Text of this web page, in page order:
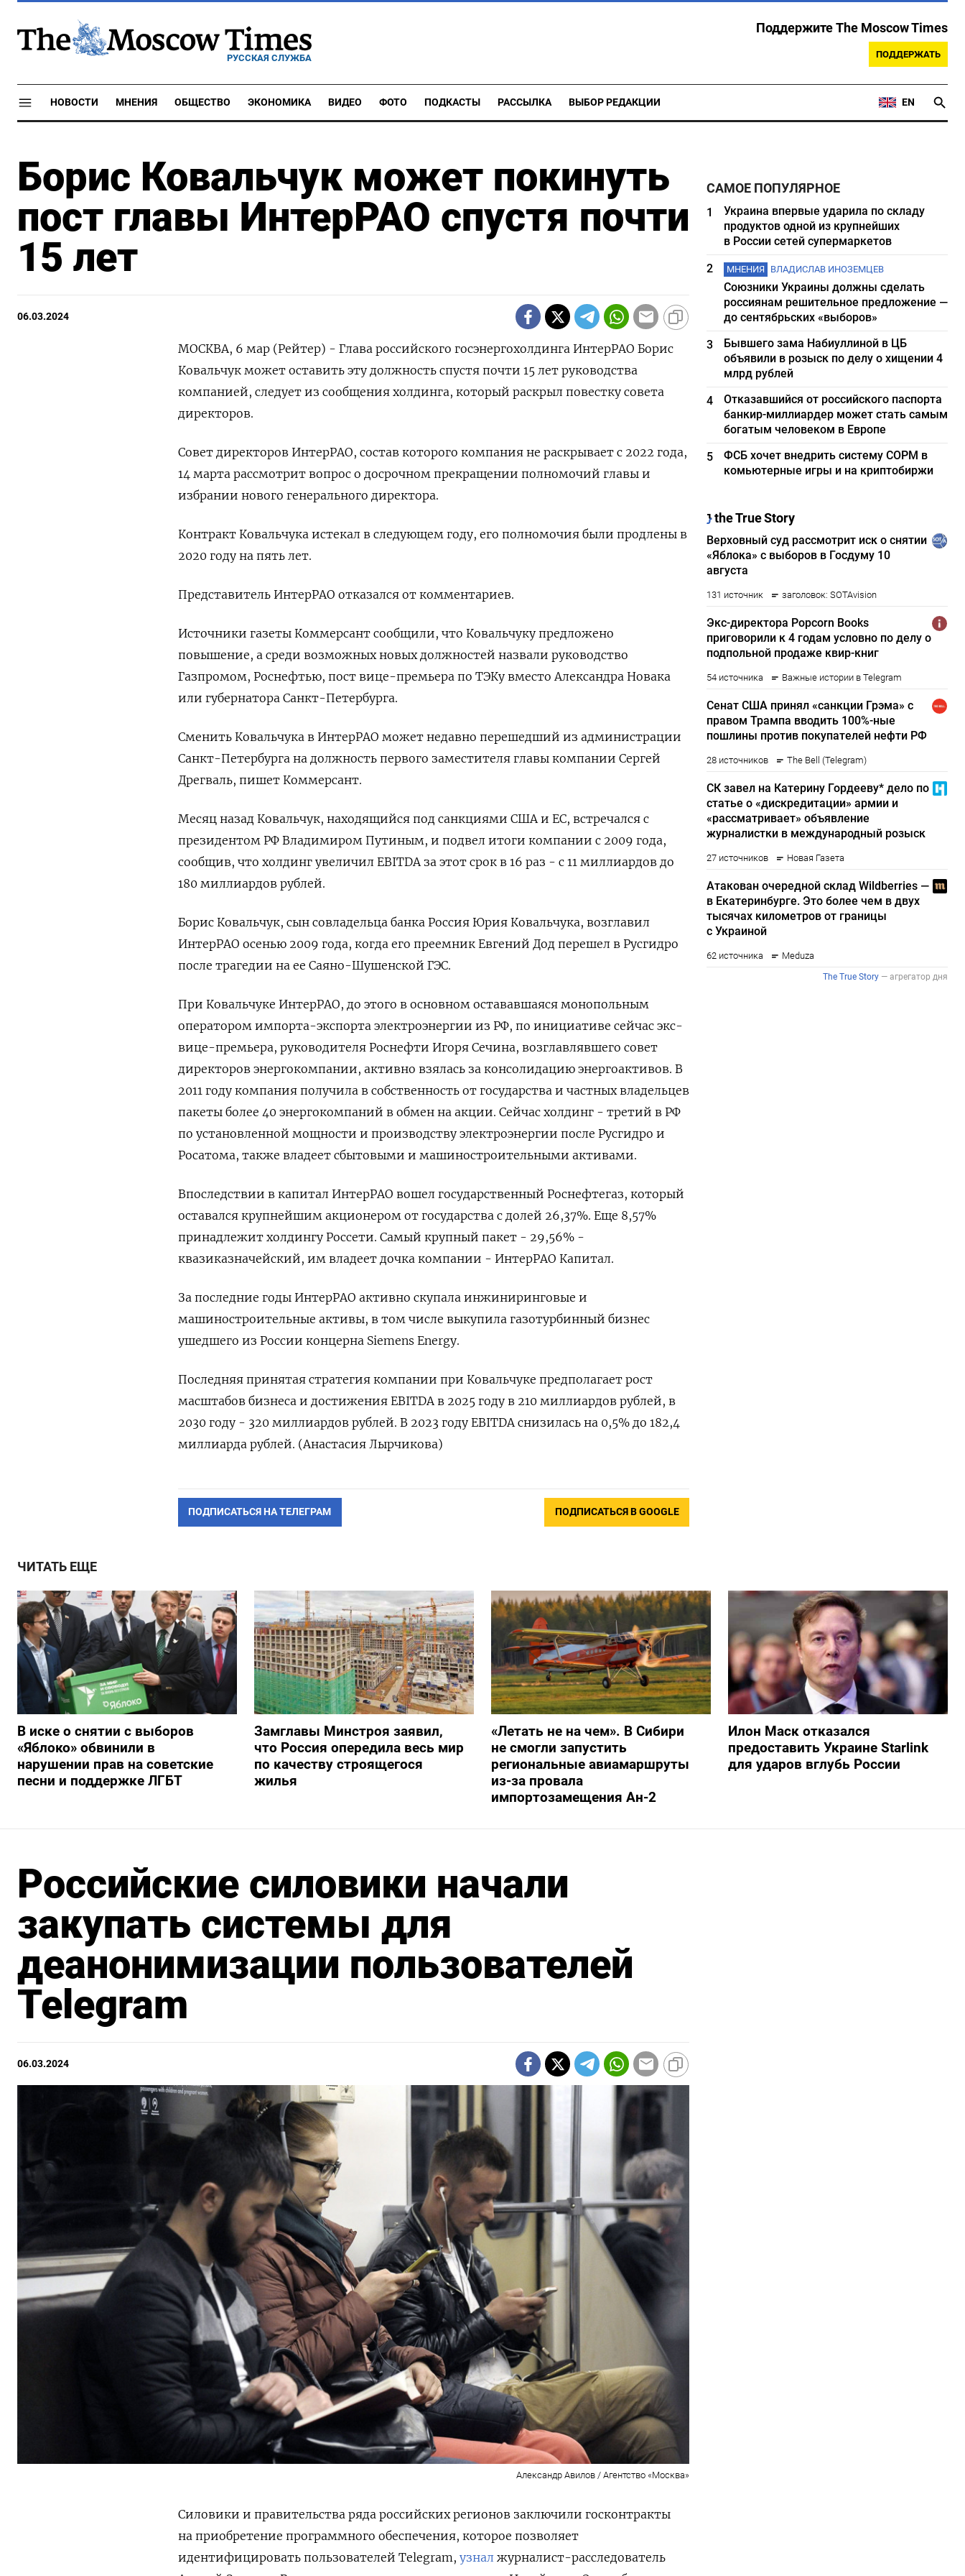
РУССКАЯ СЛУЖБА
Поддержите The Moscow Times
ПОДДЕРЖАТЬ
НОВОСТИ МНЕНИЯ ОБЩЕСТВО ЭКОНОМИКА ВИДЕО ФОТО ПОДКАСТЫ РАССЫЛКА ВЫБОР РЕДАКЦИИ EN
Борис Ковальчук может покинуть
пост главы ИнтерРАО спустя почти
15 лет
06.03.2024
МОСКВА, 6 мар (Рейтер) - Глава российского госэнергохолдинга ИнтерРАО Борис
Ковальчук может оставить эту должность спустя почти 15 лет руководства
компанией, следует из сообщения холдинга, который раскрыл повестку совета
директоров.
Совет директоров ИнтерРАО, состав которого компания не раскрывает с 2022 года,
14 марта рассмотрит вопрос о досрочном прекращении полномочий главы и
избрании нового генерального директора.
Контракт Ковальчука истекал в следующем году, его полномочия были продлены в
2020 году на пять лет.
Представитель ИнтерРАО отказался от комментариев.
Источники газеты Коммерсант сообщили, что Ковальчуку предложено
повышение, а среди возможных новых должностей назвали руководство
Газпромом, Роснефтью, пост вице-премьера по ТЭКу вместо Александра Новака
или губернатора Санкт-Петербурга.
Сменить Ковальчука в ИнтерРАО может недавно перешедший из администрации
Санкт-Петербурга на должность первого заместителя главы компании Сергей
Дрегваль, пишет Коммерсант.
Месяц назад Ковальчук, находящийся под санкциями США и ЕС, встречался с
президентом РФ Владимиром Путиным, и подвел итоги компании с 2009 года,
сообщив, что холдинг увеличил EBITDA за этот срок в 16 раз - с 11 миллиардов до
180 миллиардов рублей.
Борис Ковальчук, сын совладельца банка Россия Юрия Ковальчука, возглавил
ИнтерРАО осенью 2009 года, когда его преемник Евгений Дод перешел в Русгидро
после трагедии на ее Саяно-Шушенской ГЭС.
При Ковальчуке ИнтерРАО, до этого в основном остававшаяся монопольным
оператором импорта-экспорта электроэнергии из РФ, по инициативе сейчас экс-
вице-премьера, руководителя Роснефти Игоря Сечина, возглавлявшего совет
директоров энергокомпании, активно взялась за консолидацию энергоактивов. В
2011 году компания получила в собственность от государства и частных владельцев
пакеты более 40 энергокомпаний в обмен на акции. Сейчас холдинг - третий в РФ
по установленной мощности и производству электроэнергии после Русгидро и
Росатома, также владеет сбытовыми и машиностроительными активами.
Впоследствии в капитал ИнтерРАО вошел государственный Роснефтегаз, который
оставался крупнейшим акционером от государства с долей 26,37%. Еще 8,57%
принадлежит холдингу Россети. Самый крупный пакет - 29,56% -
квазиказначейский, им владеет дочка компании - ИнтерРАО Капитал.
За последние годы ИнтерРАО активно скупала инжиниринговые и
машиностроительные активы, в том числе выкупила газотурбинный бизнес
ушедшего из России концерна Siemens Energy.
Последняя принятая стратегия компании при Ковальчуке предполагает рост
масштабов бизнеса и достижения EBITDA в 2025 году в 210 миллиардов рублей, в
2030 году - 320 миллиардов рублей. В 2023 году EBITDA снизилась на 0,5% до 182,4
миллиарда рублей. (Анастасия Лырчикова)
ПОДПИСАТЬСЯ НА ТЕЛЕГРАМ ПОДПИСАТЬСЯ В GOOGLE
САМОЕ ПОПУЛЯРНОЕ
1
Украина впервые ударила по складу
продуктов одной из крупнейших
в России сетей супермаркетов
2
МНЕНИЯ ВЛАДИСЛАВ ИНОЗЕМЦЕВ
Союзники Украины должны сделать
россиянам решительное предложение —
до сентябрьских «выборов»
3
Бывшего зама Набиуллиной в ЦБ
объявили в розыск по делу о хищении 4
млрд рублей
4
Отказавшийся от российского паспорта
банкир-миллиардер может стать самым
богатым человеком в Европе
5
ФСБ хочет внедрить систему СОРМ в
комьютерные игры и на криптобиржи
ЧИТАТЬ ЕЩЕ
В иске о снятии с выборов
«Яблоко» обвинили в
нарушении прав на советские
песни и поддержке ЛГБТ
Замглавы Минстроя заявил,
что Россия опередила весь мир
по качеству строящегося
жилья
«Летать не на чем». В Сибири
не смогли запустить
региональные авиамаршруты
из-за провала
импортозамещения Ан-2
Илон Маск отказался
предоставить Украине Starlink
для ударов вглубь России
Российские силовики начали
закупать системы для
деанонимизации пользователей
Telegram
06.03.2024
Александр Авилов / Агентство «Москва»
Силовики и правительства ряда российских регионов заключили госконтракты
на приобретение программного обеспечения, которое позволяет
идентифицировать пользователей Telegram, узнал журналист-расследователь